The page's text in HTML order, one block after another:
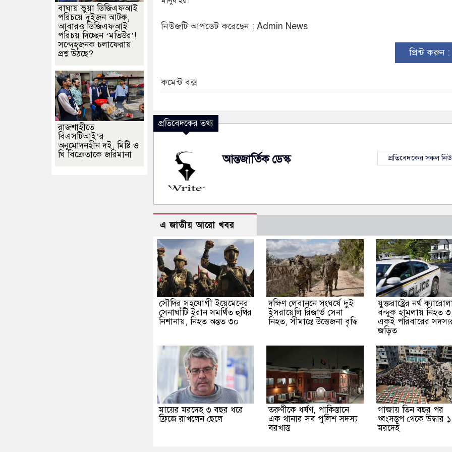
নিউজটি আপডেট করেছেন : Admin News
প্রিন্ট করুন :
কমেন্ট বক্স
প্রতিবেদকের তথ্য
আন্তজার্তিক ডেস্ক প্রতিবেদকের সকল
এ জাতীয় আরো খবর
সৌদির সহযোগী ইয়েমেনের
সেনাঘাঁটি ইরান সমর্থিত হুথির
নিশানায়, নিহত অন্তত ৩০
দক্ষিণ লেবাননে সংঘর্ষে দুই
ইসরায়েলি রিজার্ভ সেনা
নিহত, সীমান্তে উত্তেজনা বৃদ্ধি
যুক্তরাষ্ট্রের নর্থ
বন্দুক হামলায় নিহত
একই পরিবারের
জড়িত
মায়ের মরদেহ ৩ বছর ধরে
ফ্রিজে রাখলেন ছেলে
তরুণীকে ধর্ষণ, পাকিস্তানে
এক থানার সব পুলিশ সদস্য
বরখাস্ত
গাজায় তিন বছর পর
ধ্বংসস্তূপ থেকে উদ্ধার
মরদেহ
বাঘায় ভুয়া ডিজিএফআই
পরিচয়ে দুইজন আটক,
আবারও ডিজিএফআই
পরিচয় দিচ্ছেন ‘মতিউর’!
সন্দেহজনক চলাফেরায়
প্রশ্ন উঠছে?
রাজশাহীতে
বিএসটিআই’র
অনুমোদনহীন দই, মিষ্টি ও
ঘি বিক্রেতাকে জরিমানা